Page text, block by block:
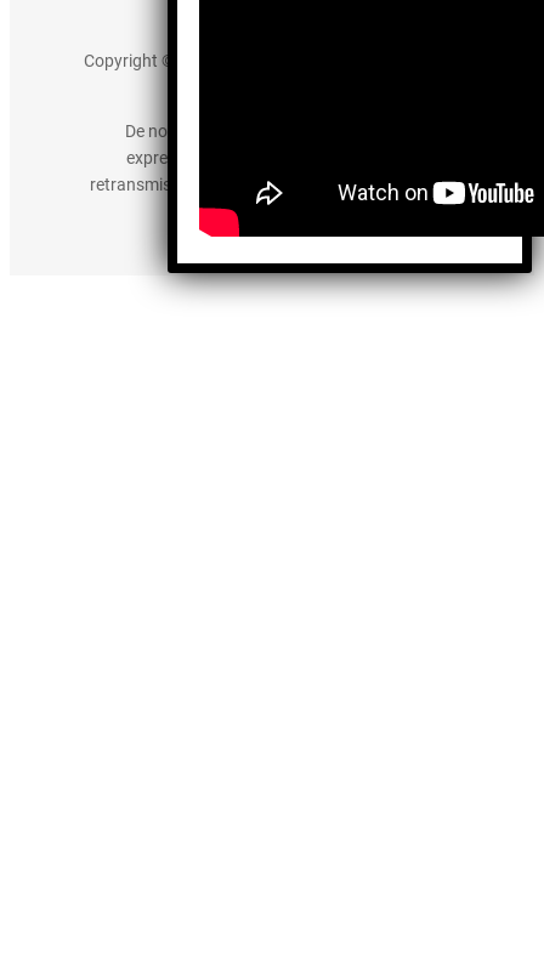
Copyright © 2025 somos-hermanos.mx. Todos los
De no existir previa autorización, queda
expresamente prohibida la publicación,
retransmisión, edición y cualquier otro uso de los
contenidos.